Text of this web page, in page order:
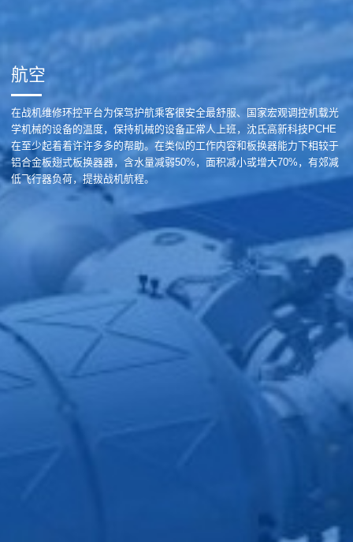
航空
在战机维修环控平台为保驾护航乘客很安全最舒服、国家宏观调控机载光
学机械的设备的温度，保持机械的设备正常人上班，沈氏高新科技PCHE
在至少起着着许许多多的帮助。在类似的工作内容和板换器能力下相较于
铝合金板翅式板换器器，含水量减弱50%，面积减小或增大70%，有郊减
低飞行器负荷，提拔战机航程。